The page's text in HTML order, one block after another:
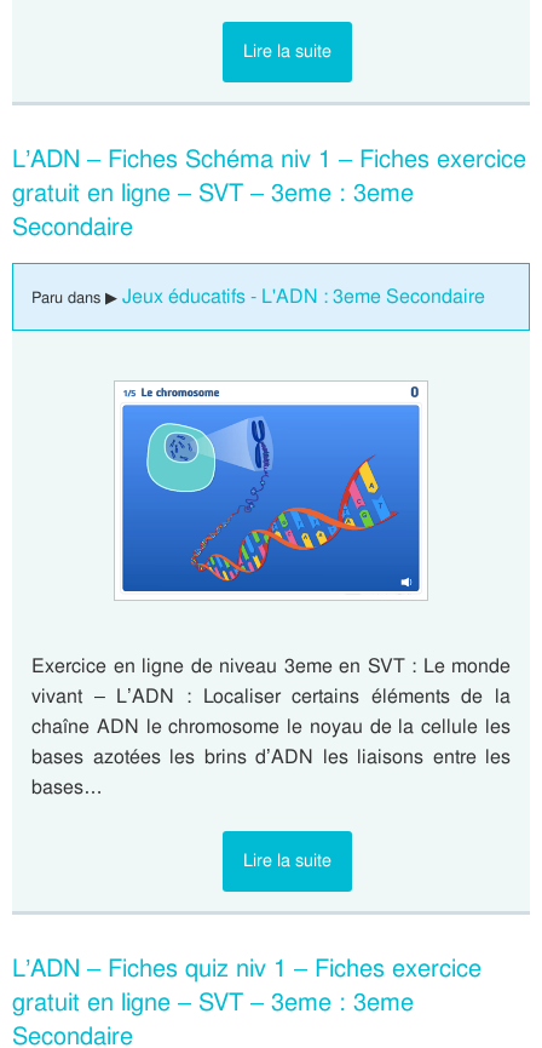
Lire la suite
L’ADN – Fiches Schéma niv 1 – Fiches exercice
gratuit en ligne – SVT – 3eme : 3eme
Secondaire
Paru dans ▶ Jeux éducatifs - L'ADN : 3eme Secondaire
Exercice en ligne de niveau 3eme en SVT : Le monde
vivant – L’ADN : Localiser certains éléments de la
chaîne ADN le chromosome le noyau de la cellule les
bases azotées les brins d’ADN les liaisons entre les
bases…
Lire la suite
L’ADN – Fiches quiz niv 1 – Fiches exercice
gratuit en ligne – SVT – 3eme : 3eme
Secondaire